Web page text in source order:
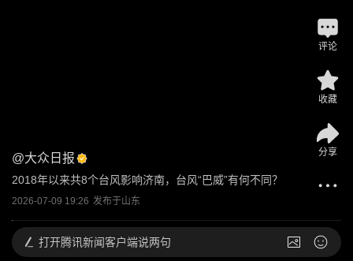
@大众日报
2018年以来共8个台风影响济南，台风“巴威”有何不同？
2026-07-09 19:26 发布于山东
评论
收藏
分享
打开腾讯新闻客户端说两句